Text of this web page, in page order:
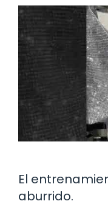
El
aburrido.